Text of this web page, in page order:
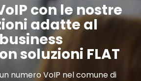
con le nostre
adatte al
business
soluzioni FLAT
numero VoIP nel comune di